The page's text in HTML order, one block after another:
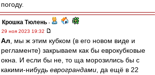
погоду.
Крошка Тюлень -
29 ноя 2023 19:32
Ал , мы ж этим кубком (в его новом виде и
регламенте) закрываем как бы еврокубковые
окна. И если бы не, то ща морозились бы с
какими-нибудь еврограндами , да ещё в 22